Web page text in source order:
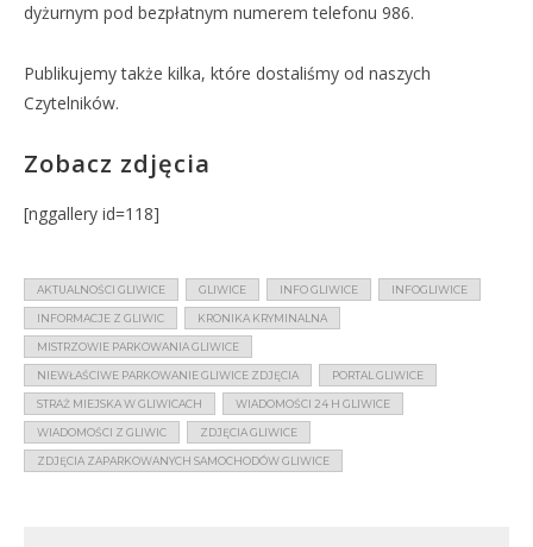
dyżurnym pod bezpłatnym numerem telefonu 986.
Publikujemy także kilka, które dostaliśmy od naszych
Czytelników.
Zobacz zdjęcia
[nggallery id=118]
AKTUALNOŚCI GLIWICE GLIWICE INFO GLIWICE INFOGLIWICE
INFORMACJE Z GLIWIC KRONIKA KRYMINALNA
MISTRZOWIE PARKOWANIA GLIWICE
NIEWŁAŚCIWE PARKOWANIE GLIWICE ZDJĘCIA PORTAL GLIWICE
STRAŻ MIEJSKA W GLIWICACH WIADOMOŚCI 24 H GLIWICE
WIADOMOŚCI Z GLIWIC ZDJĘCIA GLIWICE
ZDJĘCIA ZAPARKOWANYCH SAMOCHODÓW GLIWICE